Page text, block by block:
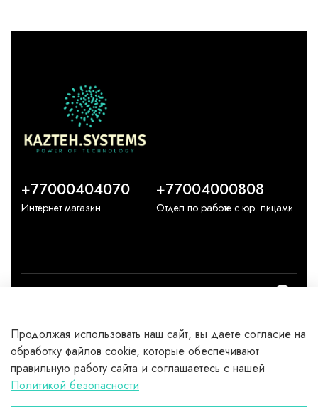
Каталог
Клиентам
+77000404070
Интернет магазин
+77004000808
Отдел по работе с юр. лицами
Продолжая использовать наш сайт, вы даете согласие на
обработку файлов cookie, которые обеспечивают
правильную работу сайта и соглашаетесь с нашей
Политикой безопасности